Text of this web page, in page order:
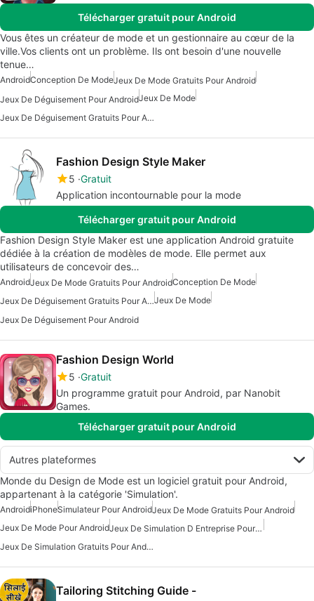
Télécharger gratuit pour Android
Vous êtes un créateur de mode et un gestionnaire au cœur de la
ville.Vos clients ont un problème. Ils ont besoin d'une nouvelle
tenue…
AndroidConception De ModeJeux De Mode Gratuits Pour Android
Jeux De Déguisement Pour AndroidJeux De Mode
Jeux De Déguisement Gratuits Pour Android
Fashion Design Style Maker
5 Gratuit
Application incontournable pour la mode
Télécharger gratuit pour Android
Fashion Design Style Maker est une application Android gratuite
dédiée à la création de modèles de mode. Elle permet aux
utilisateurs de concevoir des…
AndroidJeux De Mode Gratuits Pour AndroidConception De Mode
Jeux De Déguisement Gratuits Pour AndroidJeux De Mode
Jeux De Déguisement Pour Android
Fashion Design World
5 Gratuit
Un programme gratuit pour Android, par Nanobit
Games.
Télécharger gratuit pour Android
Autres plateformes
Monde du Design de Mode est un logiciel gratuit pour Android,
appartenant à la catégorie 'Simulation'.
AndroidiPhoneSimulateur Pour AndroidJeux De Mode Gratuits Pour Android
Jeux De Mode Pour Android
Jeux De Simulation D Entreprise Pour Android
Jeux De Simulation Gratuits Pour Android
Tailoring Stitching Guide -